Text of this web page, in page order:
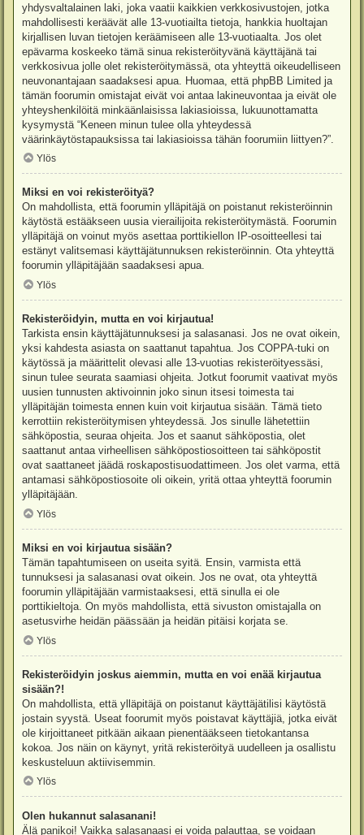
yhdysvaltalainen laki, joka vaatii kaikkien verkkosivustojen, jotka
mahdollisesti keräävät alle 13-vuotiailta tietoja, hankkia huoltajan
kirjallisen luvan tietojen keräämiseen alle 13-vuotiaalta. Jos olet
epävarma koskeeko tämä sinua rekisteröityvänä käyttäjänä tai
verkkosivua jolle olet rekisteröitymässä, ota yhteyttä oikeudelliseen
neuvonantajaan saadaksesi apua. Huomaa, että phpBB Limited ja
tämän foorumin omistajat eivät voi antaa lakineuvontaa ja eivät ole
yhteyshenkilöitä minkäänlaisissa lakiasioissa, lukuunottamatta
kysymystä “Keneen minun tulee olla yhteydessä
väärinkäytöstapauksissa tai lakiasioissa tähän foorumiin liittyen?”.
Ylös
Miksi en voi rekisteröityä?
On mahdollista, että foorumin ylläpitäjä on poistanut rekisteröinnin
käytöstä estääkseen uusia vierailijoita rekisteröitymästä. Foorumin
ylläpitäjä on voinut myös asettaa porttikiellon IP-osoitteellesi tai
estänyt valitsemasi käyttäjätunnuksen rekisteröinnin. Ota yhteyttä
foorumin ylläpitäjään saadaksesi apua.
Ylös
Rekisteröidyin, mutta en voi kirjautua!
Tarkista ensin käyttäjätunnuksesi ja salasanasi. Jos ne ovat oikein,
yksi kahdesta asiasta on saattanut tapahtua. Jos COPPA-tuki on
käytössä ja määrittelit olevasi alle 13-vuotias rekisteröityessäsi,
sinun tulee seurata saamiasi ohjeita. Jotkut foorumit vaativat myös
uusien tunnusten aktivoinnin joko sinun itsesi toimesta tai
ylläpitäjän toimesta ennen kuin voit kirjautua sisään. Tämä tieto
kerrottiin rekisteröitymisen yhteydessä. Jos sinulle lähetettiin
sähköpostia, seuraa ohjeita. Jos et saanut sähköpostia, olet
saattanut antaa virheellisen sähköpostiosoitteen tai sähköpostit
ovat saattaneet jäädä roskapostisuodattimeen. Jos olet varma, että
antamasi sähköpostiosoite oli oikein, yritä ottaa yhteyttä foorumin
ylläpitäjään.
Ylös
Miksi en voi kirjautua sisään?
Tämän tapahtumiseen on useita syitä. Ensin, varmista että
tunnuksesi ja salasanasi ovat oikein. Jos ne ovat, ota yhteyttä
foorumin ylläpitäjään varmistaaksesi, että sinulla ei ole
porttikieltoja. On myös mahdollista, että sivuston omistajalla on
asetusvirhe heidän päässään ja heidän pitäisi korjata se.
Ylös
Rekisteröidyin joskus aiemmin, mutta en voi enää kirjautua
sisään?!
On mahdollista, että ylläpitäjä on poistanut käyttäjätilisi käytöstä
jostain syystä. Useat foorumit myös poistavat käyttäjiä, jotka eivät
ole kirjoittaneet pitkään aikaan pienentääkseen tietokantansa
kokoa. Jos näin on käynyt, yritä rekisteröityä uudelleen ja osallistu
keskusteluun aktiivisemmin.
Ylös
Olen hukannut salasanani!
Älä panikoi! Vaikka salasanaasi ei voida palauttaa, se voidaan